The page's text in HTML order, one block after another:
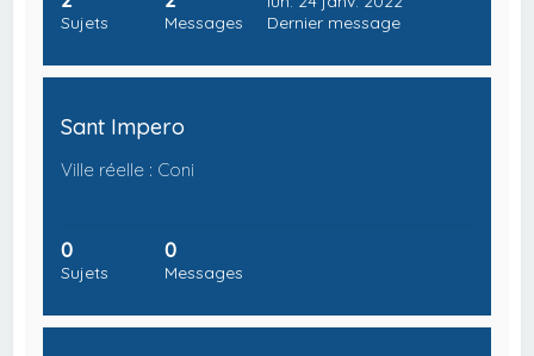
Sujets Messages
Dernier message
Sant Impero
Ville réelle : Coni
0
Sujets
0
Messages